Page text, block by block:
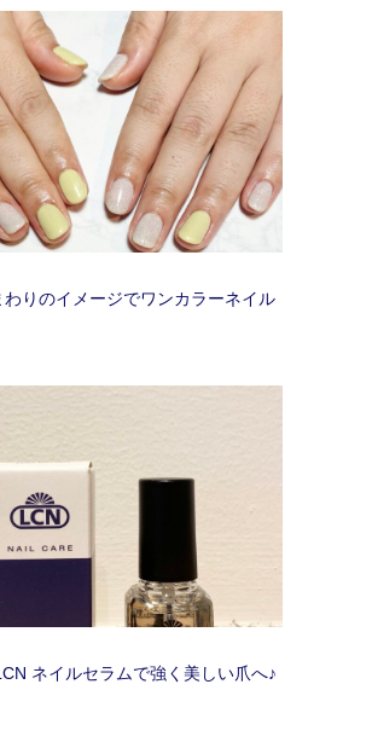
わりのイメージでワンカラーネイル
ネイルセラムで強く美しい爪へ♪